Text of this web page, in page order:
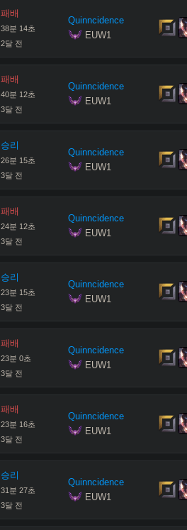
패배
38분 14초
2달 전
Quinncidence
EUW1
패배
40분 12초
3달 전
Quinncidence
EUW1
승리
26분 15초
3달 전
Quinncidence
EUW1
패배
24분 12초
3달 전
Quinncidence
EUW1
승리
23분 15초
3달 전
Quinncidence
EUW1
패배
23분 0초
3달 전
Quinncidence
EUW1
패배
23분 16초
3달 전
Quinncidence
EUW1
승리
31 분 27초
3달 전
Quinncidence
EUW1